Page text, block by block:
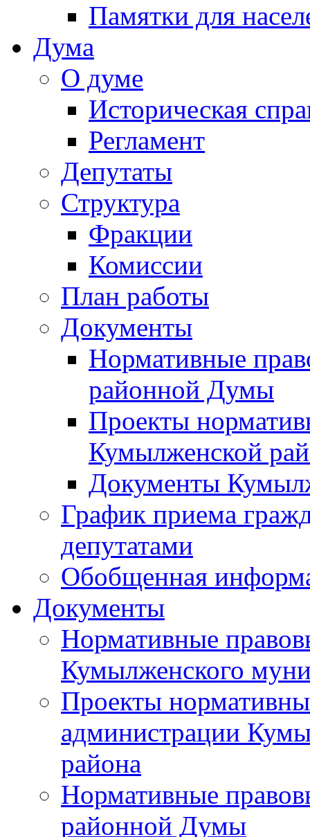
Памятки для
Дума
О думе
Историческая
Регламент
Депутаты
Структура
Фракции
Комиссии
План работы
Документы
Нормативные
районной Думы
Проекты
Кумылженской
Документы
График приема
депутатами
Обобщенная
Документы
Нормативные
Кумылженского
Проекты
администрации
района
Нормативные
районной Думы